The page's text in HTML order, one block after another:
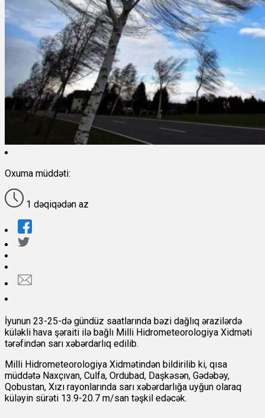
Oxuma müddəti:
1 dəqiqədən az
İyunun 23-25-də gündüz saatlarında bəzi dağlıq ərazilərdə
küləkli hava şəraiti ilə bağlı Milli Hidrometeorologiya Xidməti
tərəfindən sarı xəbərdarlıq edilib.
Milli Hidrometeorologiya Xidmətindən bildirilib ki, qısa
müddətə Naxçıvan, Culfa, Ordubad, Daşkəsən, Gədəbəy,
Qobustan, Xızı rayonlarında sarı xəbərdarlığa uyğun olaraq
küləyin sürəti 13.9-20.7 m/san təşkil edəcək.